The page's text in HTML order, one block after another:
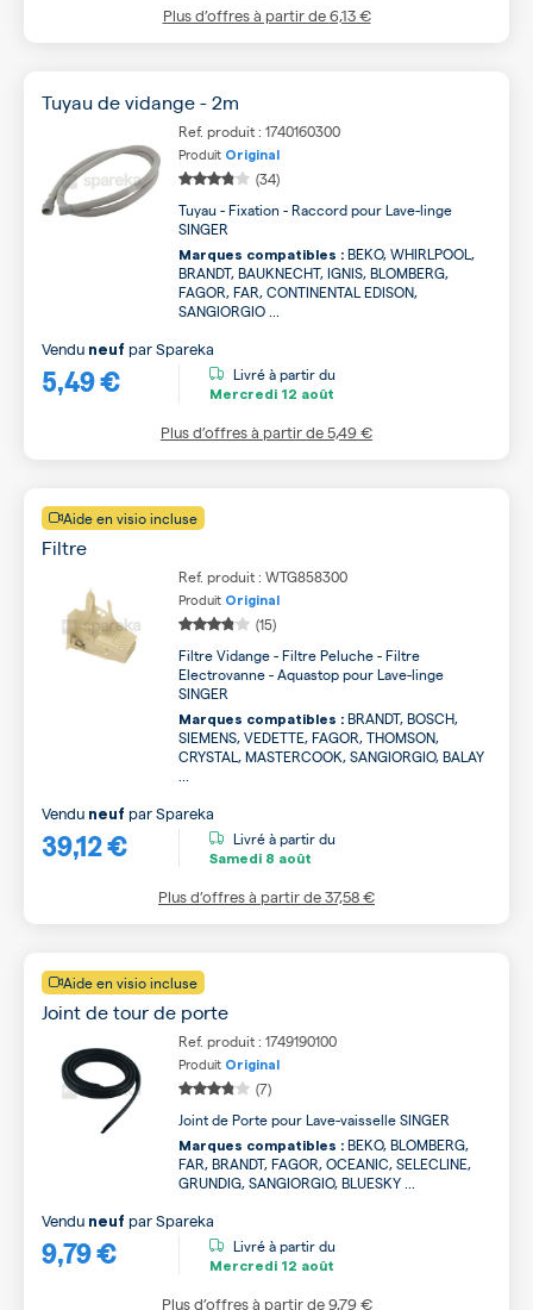
Plus d’offres à partir de6,13 €
Tuyau de vidange - 2m
Ref. produit : 1740160300
Produit Original
(34)
Tuyau - Fixation - Raccord pour Lave-linge
SINGER
Marques compatibles : BEKO, WHIRLPOOL,
BRANDT, BAUKNECHT, IGNIS, BLOMBERG,
FAGOR, FAR, CONTINENTAL EDISON,
SANGIORGIO ...
5,49 €
Vendu neuf parSpareka
Livré à partir du
Mercredi 12 août
Plus d’offres à partir de5,49 €
Aide en visio incluse
Filtre
Ref. produit : WTG858300
Produit Original
(15)
Filtre Vidange - Filtre Peluche - Filtre
Electrovanne - Aquastop pour Lave-linge
SINGER
Marques compatibles : BRANDT, BOSCH,
SIEMENS, VEDETTE, FAGOR, THOMSON,
CRYSTAL, MASTERCOOK, SANGIORGIO, BALAY
39,12 €
Vendu neuf parSpareka
Livré à partir du
Samedi 8 août
Plus d’offres à partir de37,58 €
Aide en visio incluse
Joint de tour de porte
Ref. produit : 1749190100
Produit Original
(7)
Joint de Porte pour Lave-vaisselle SINGER
Marques compatibles : BEKO, BLOMBERG,
FAR, BRANDT, FAGOR, OCEANIC, SELECLINE,
GRUNDIG, SANGIORGIO, BLUESKY ...
9,79 €
Vendu neuf parSpareka
Livré à partir du
Mercredi 12 août
Plus d’offres à partir de9,79 €